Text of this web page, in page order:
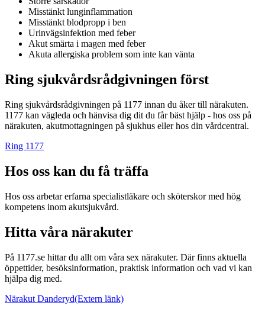
Misstänkt lunginflammation
Misstänkt blodpropp i ben
Urinvägsinfektion med feber
Akut smärta i magen med feber
Akuta allergiska problem som inte kan vänta
Ring sjukvårdsrådgivningen först
Ring sjukvårdsrådgivningen på 1177 innan du åker till närakuten.
1177 kan vägleda och hänvisa dig dit du får bäst hjälp - hos oss på
närakuten, akutmottagningen på sjukhus eller hos din vårdcentral.
Ring 1177
Hos oss kan du få träffa
Hos oss arbetar erfarna specialistläkare och sköterskor med hög
kompetens inom akutsjukvård.
Hitta våra närakuter
På 1177.se hittar du allt om våra sex närakuter. Där finns aktuella
öppettider, besöksinformation, praktisk information och vad vi kan
hjälpa dig med.
Närakut Danderyd(Extern länk)